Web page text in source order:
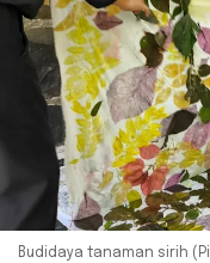
Budidaya tanaman sirih